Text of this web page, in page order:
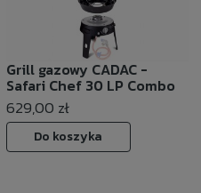
Grill gazowy CADAC -
Safari Chef 30 LP Combo
629,00 zł
Do koszyka